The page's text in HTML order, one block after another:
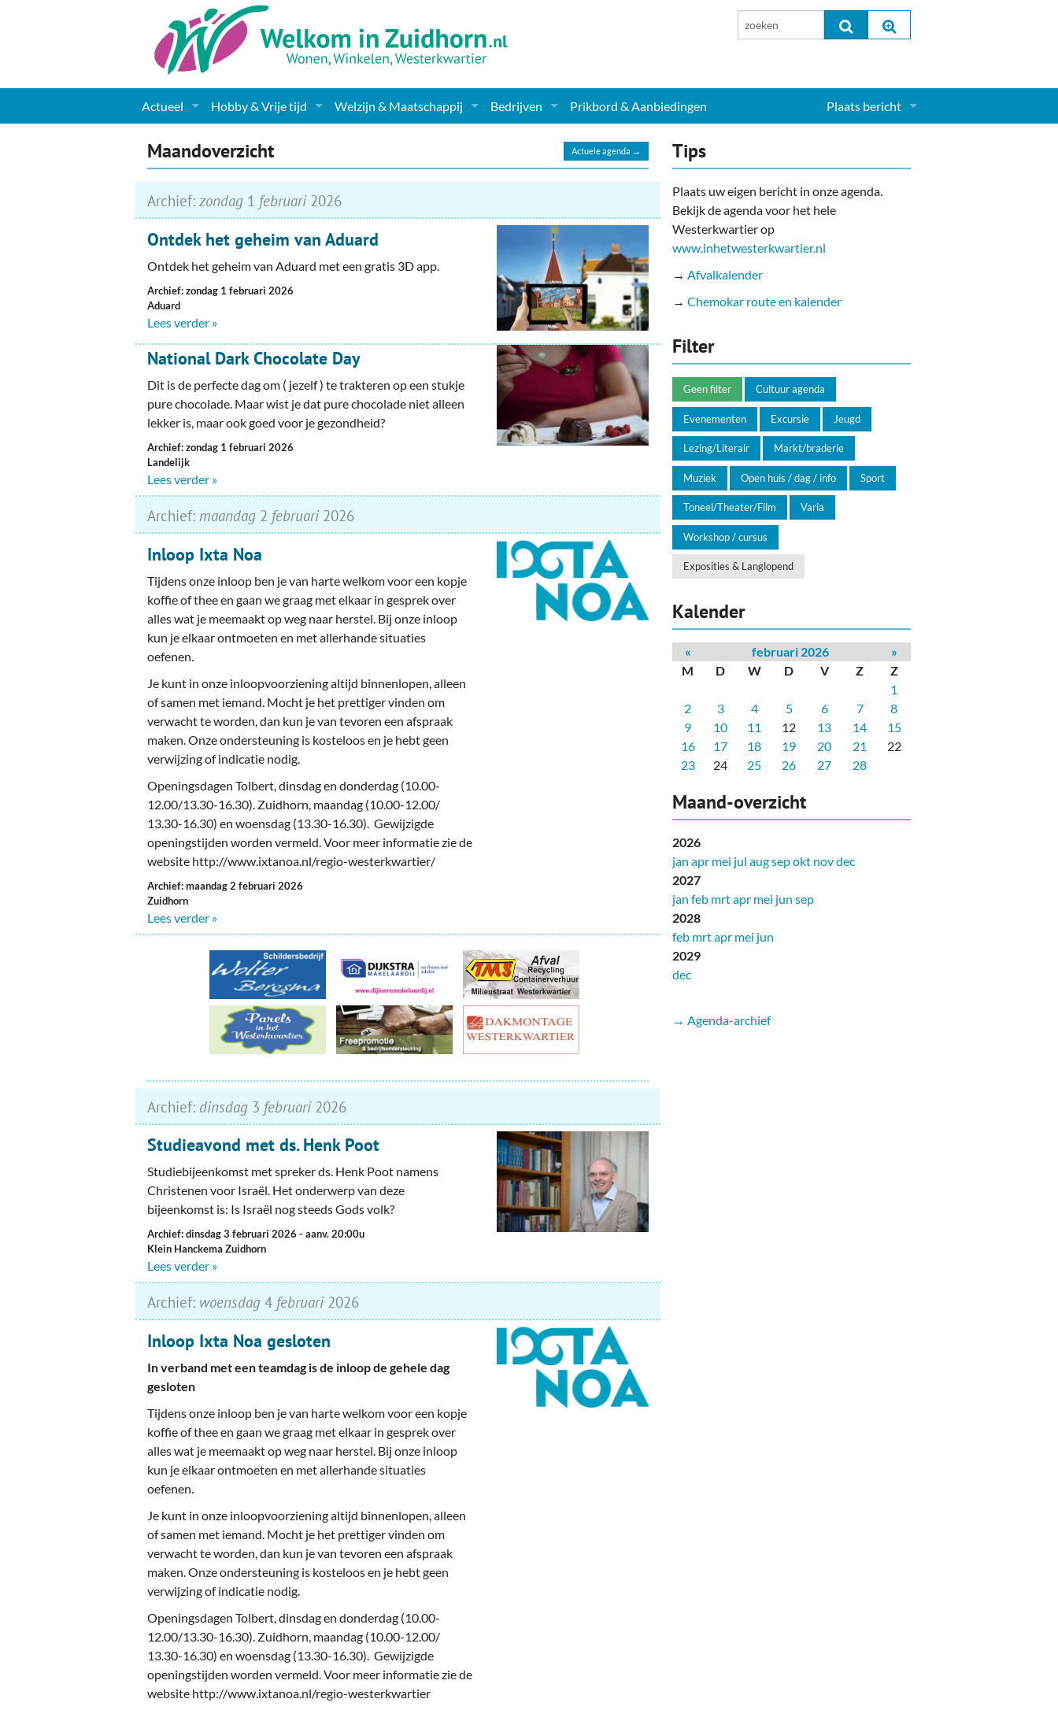
Actueel
Nieuws
Gemeente informatie
Dorpen
Woningaanbod
Columns & Redactioneel
Foto-pagina
Hobby & Vrije tijd
Kunst
Muziek
Toerisme & Musea
Podia & Dorpshuizen
Welzijn & Maatschappij
Kinderopvang
Ouderen
Politieke Partijen
Zuidhorners
Bedrijven
Supermarkt & Levensmiddelen
Dieren & Tuin
Horeca & Uitgaan
Vervoer, Auto's & Fietsen
Wonen & Interieur
On-line bestellen in Zuidhorn
Financiën, Makelaars & Hypotheken
(Ver) Bouw & Onderhoud
Bedrijventerreinen
Bedrijven in de Regio Zuidhorn
Bedrijven van Vroeger
Prikbord & Aanbiedingen Plaats bericht
Actuele agenda →
Maandoverzicht
Archief: zondag 1 februari2026
Ontdek het geheim van Aduard
Ontdek het geheim van Aduard met een gratis 3D app.
Archief: zondag 1 februari 2026
Aduard
Lees verder »
National Dark Chocolate Day
Dit is de perfecte dag om ( jezelf ) te trakteren op een stukje
pure chocolade. Maar wist je dat pure chocolade niet alleen
lekker is, maar ook goed voor je gezondheid?
Archief: zondag 1 februari 2026
Landelijk
Lees verder »
Archief: maandag 2 februari2026
Inloop Ixta Noa
Tijdens onze inloop ben je van harte welkom voor een kopje
koffie of thee en gaan we graag met elkaar in gesprek over
alles wat je meemaakt op weg naar herstel. Bij onze inloop
kun je elkaar ontmoeten en met allerhande situaties
oefenen.
Je kunt in onze inloopvoorziening altijd binnenlopen, alleen
of samen met iemand. Mocht je het prettiger vinden om
verwacht te worden, dan kun je van tevoren een afspraak
maken. Onze ondersteuning is kosteloos en je hebt geen
verwijzing of indicatie nodig.
Openingsdagen Tolbert, dinsdag en donderdag (10.00-
12.00/13.30-16.30). Zuidhorn, maandag (10.00-12.00/
13.30-16.30) en woensdag (13.30-16.30). Gewijzigde
openingstijden worden vermeld. Voor meer informatie zie de
website http://www.ixtanoa.nl/regio-westerkwartier/
Archief: maandag 2 februari 2026
Zuidhorn
Lees verder »
Archief: dinsdag 3 februari2026
Studieavond met ds. Henk Poot
Studiebijeenkomst met spreker ds. Henk Poot namens
Christenen voor Israël. Het onderwerp van deze
bijeenkomst is: Is Israël nog steeds Gods volk?
Archief: dinsdag 3 februari 2026- aanv. 20:00u
Klein Hanckema Zuidhorn
Lees verder »
Archief: woensdag 4 februari2026
Inloop Ixta Noa gesloten
In verband met een teamdag is de inloop de gehele dag
gesloten
Tijdens onze inloop ben je van harte welkom voor een kopje
koffie of thee en gaan we graag met elkaar in gesprek over
alles wat je meemaakt op weg naar herstel. Bij onze inloop
kun je elkaar ontmoeten en met allerhande situaties
oefenen.
Je kunt in onze inloopvoorziening altijd binnenlopen, alleen
of samen met iemand. Mocht je het prettiger vinden om
verwacht te worden, dan kun je van tevoren een afspraak
maken. Onze ondersteuning is kosteloos en je hebt geen
verwijzing of indicatie nodig.
Openingsdagen Tolbert, dinsdag en donderdag (10.00-
12.00/13.30-16.30). Zuidhorn, maandag (10.00-12.00/
13.30-16.30) en woensdag (13.30-16.30). Gewijzigde
openingstijden worden vermeld. Voor meer informatie zie de
website http://www.ixtanoa.nl/regio-westerkwartier
Tips
Plaats uw eigen bericht in onze agenda.
Bekijk de agenda voor het hele
Westerkwartier op
www.inhetwesterkwartier.nl
→ Afvalkalender
→ Chemokar route en kalender
Filter
Geen filter Cultuur agenda
Evenementen Excursie Jeugd
Lezing/Literair Markt/braderie
Muziek Open huis / dag / info Sport
Toneel/Theater/Film Varia
Workshop / cursus
Exposities & Langlopend
Kalender
« februari 2026
»
M
D W D V Z
Z
1
2
3 4 5 6 7
8
9
10 11 12 13 14
15
16
17 18 19 20 21
22
23
24 25 26 27 28
Maand-overzicht
2026
jan apr mei jul augsepokt novdec
2027
jan feb mrtapr mei jun sep
2028
feb mrtapr mei jun
2029
dec
→ Agenda-archief